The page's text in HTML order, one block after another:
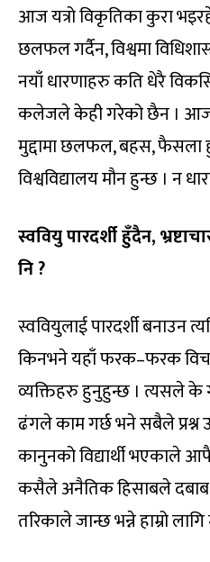
आज यत्रो विकृतिका कुरा
छलफल गर्दैन, विश्वमा
नयाँ धारणाहरु कति धेरै
कलेजले केही गरेको छैन । आज
मुद्दामा छलफल, बहस, फैसला
विश्वविद्यालय मौन हुन्छ । न
स्ववियु पारदर्शी हुँदैन,
नि ?
स्ववियुलाई पारदर्शी बनाउन
किनभने यहाँ फरक–फरक
व्यक्तिहरु हुनुहुन्छ । त्यसले के
ढंगले काम गर्छ भने सबैले प्रश्न
कानुनको विद्यार्थी भएकाले
कसैले अनैतिक हिसाबले दबाब
तरिकाले जान्छ भन्ने हाम्रो